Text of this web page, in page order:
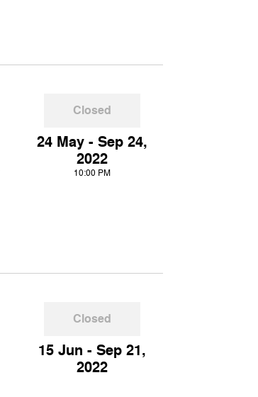
24 May - Sep 24,
2022
10:00 PM
Closed
15 Jun - Sep 21,
2022
Closed